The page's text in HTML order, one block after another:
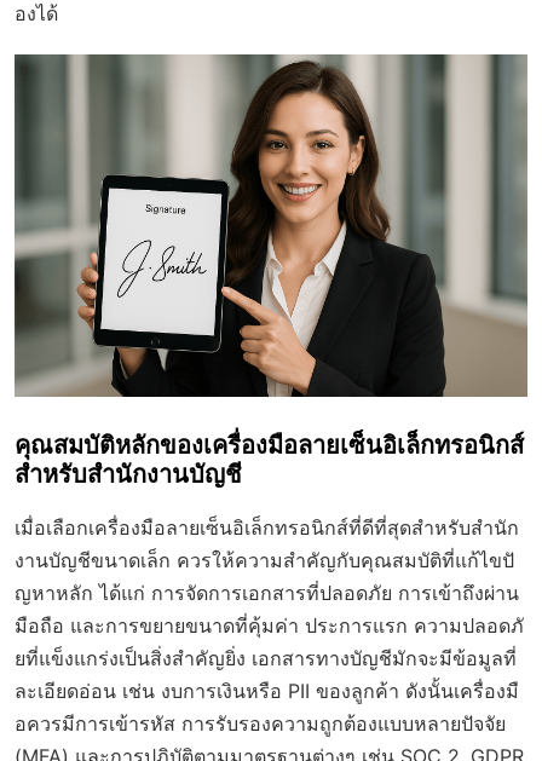
องได้
คุณสมบัติหลักของเครื่องมือลายเซ็นอิเล็กทรอนิกส์
สำหรับสำนักงานบัญชี
เมื่อเลือกเครื่องมือลายเซ็นอิเล็กทรอนิกส์ที่ดีที่สุดสำหรับสำนัก
งานบัญชีขนาดเล็ก ควรให้ความสำคัญกับคุณสมบัติที่แก้ไขปั
ญหาหลัก ได้แก่ การจัดการเอกสารที่ปลอดภัย การเข้าถึงผ่าน
มือถือ และการขยายขนาดที่คุ้มค่า ประการแรก ความปลอดภั
ยที่แข็งแกร่งเป็นสิ่งสำคัญยิ่ง เอกสารทางบัญชีมักจะมีข้อมูลที่
ละเอียดอ่อน เช่น งบการเงินหรือ PII ของลูกค้า ดังนั้นเครื่องมื
อควรมีการเข้ารหัส การรับรองความถูกต้องแบบหลายปัจจัย
(MFA) และการปฏิบัติตามมาตรฐานต่างๆ เช่น SOC 2, GDPR